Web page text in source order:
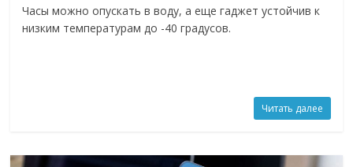
Часы можно опускать в воду, а еще гаджет устойчив к
низким температурам до -40 градусов.
Читать далее